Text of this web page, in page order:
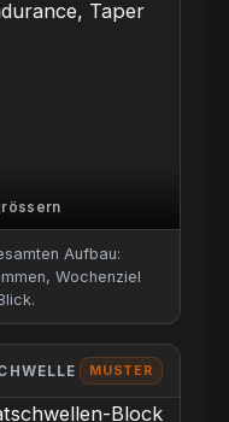
Aufbau:
Wochenziel
MUSTER